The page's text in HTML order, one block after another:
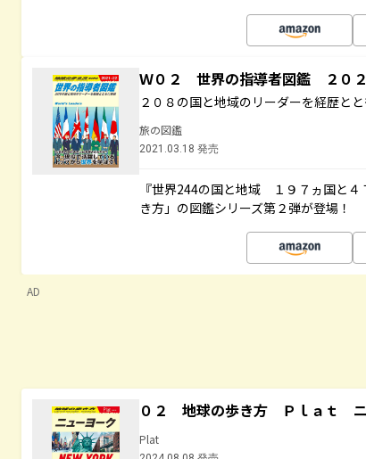
Ｗ０２ 世界の指導者図鑑 ２０
２０８の国と地域のリーダーを経歴と
旅の図鑑
2021.03.18 発売
『世界244の国と地域 １９７ヵ国と
き方」の図鑑シリーズ第２弾が登場！
AD
０２ 地球の歩き方 Ｐｌａｔ ニ
Plat